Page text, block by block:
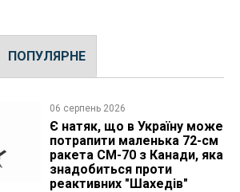
ПОПУЛЯРНЕ
06 серпень 2026
Є натяк, що в Україну може
потрапити маленька 72-см
ракета CM-70 з Канади, яка
знадобиться проти
реактивних "Шахедів"